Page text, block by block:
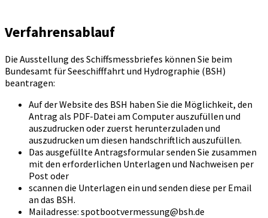
Verfahrensablauf
Die Ausstellung des Schiffsmessbriefes können Sie beim
Bundesamt für Seeschifffahrt und Hydrographie (BSH)
beantragen:
Auf der Website des BSH haben Sie die Möglichkeit, den
Antrag als PDF-Datei am Computer auszufüllen und
auszudrucken oder zuerst herunterzuladen und
auszudrucken um diesen handschriftlich auszufüllen.
Das ausgefüllte Antragsformular senden Sie zusammen
mit den erforderlichen Unterlagen und Nachweisen per
Post oder
scannen die Unterlagen ein und senden diese per Email
an das BSH.
Mailadresse: spotbootvermessung@bsh.de